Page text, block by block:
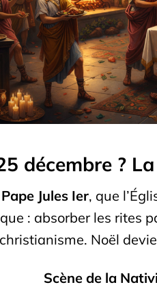
décembre ?
Pape Jules Ier, que
: absorber les rites
Noël
Scène de la